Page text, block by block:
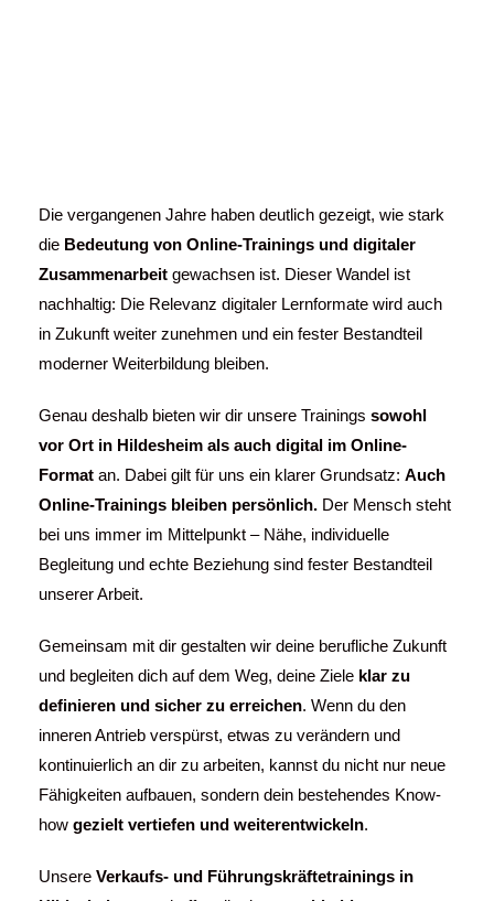
Die vergangenen Jahre haben deutlich gezeigt, wie stark
die Bedeutung von Online-Trainings und digitaler
Zusammenarbeit gewachsen ist. Dieser Wandel ist
nachhaltig: Die Relevanz digitaler Lernformate wird auch
in Zukunft weiter zunehmen und ein fester Bestandteil
moderner Weiterbildung bleiben.
Genau deshalb bieten wir dir unsere Trainings sowohl
vor Ort in Hildesheim als auch digital im Online-
Format an. Dabei gilt für uns ein klarer Grundsatz: Auch
Online-Trainings bleiben persönlich. Der Mensch steht
bei uns immer im Mittelpunkt – Nähe, individuelle
Begleitung und echte Beziehung sind fester Bestandteil
unserer Arbeit.
Gemeinsam mit dir gestalten wir deine berufliche Zukunft
und begleiten dich auf dem Weg, deine Ziele klar zu
definieren und sicher zu erreichen. Wenn du den
inneren Antrieb verspürst, etwas zu verändern und
kontinuierlich an dir zu arbeiten, kannst du nicht nur neue
Fähigkeiten aufbauen, sondern dein bestehendes Know-
how gezielt vertiefen und weiterentwickeln.
Unsere Verkaufs- und Führungskräftetrainings in